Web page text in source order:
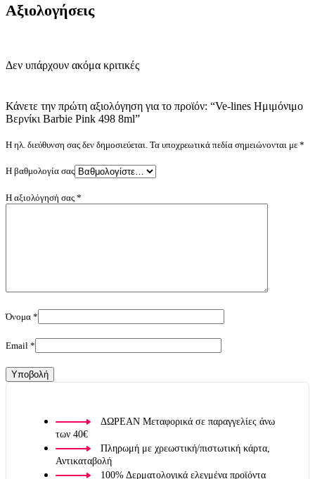
Αξιολογήσεις
Δεν υπάρχουν ακόμα κριτικές
Κάνετε την πρώτη αξιολόγηση για το προϊόν: “Ve-lines Ημιμόνιμο
Βερνίκι Barbie Pink 498 8ml”
Η ηλ. διεύθυνση σας δεν δημοσιεύεται. Τα υποχρεωτικά πεδία σημειώνονται με *
Η βαθμολογία σας
Η αξιολόγησή σας *
Όνομα *
Email *
ΔΩΡΕΑΝ Μεταφορικά σε παραγγελίες άνω
των 40€
Πληρωμή με χρεωστική/πιστωτική κάρτα,
Αντικαταβολή
100% Δερματολογικά ελεγμένα προϊόντα